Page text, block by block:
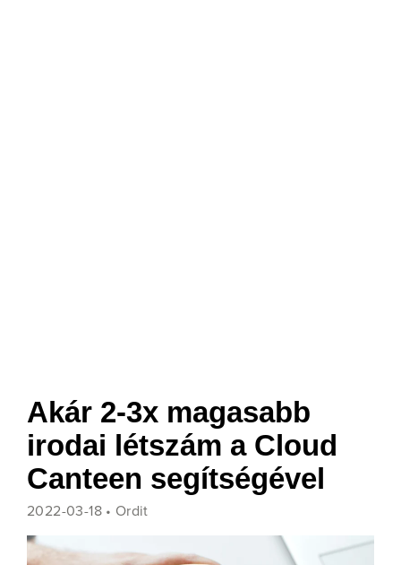
Akár 2-3x magasabb
irodai létszám a Cloud
Canteen segítségével
2022-03-18 • Ordit